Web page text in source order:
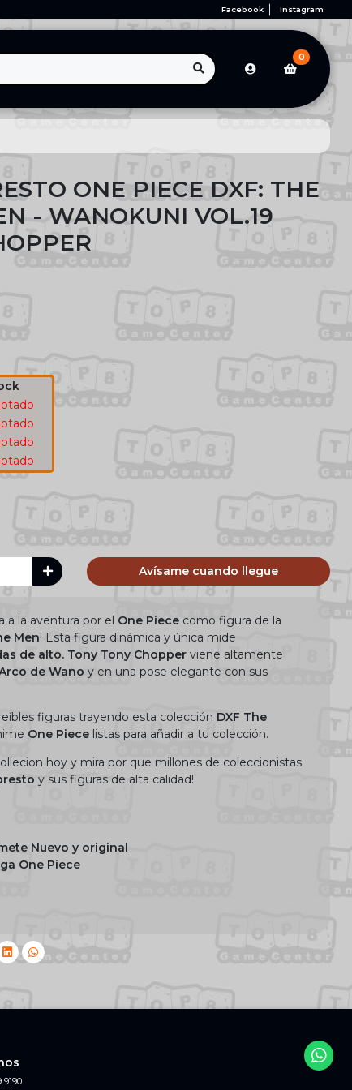
Facebook Instagram
0
ONE PIECE DXF: THE
- WANOKUNI VOL.19
Avísame cuando llegue
a la aventura por el One Piece como figura de la
Men! Esta figura dinámica y única mide
de alto. Tony Tony Chopper viene altamente
de Wano y en una pose elegante con sus
figuras trayendo esta colección DXF The
One Piece listas para añadir a tu colección.
hoy y mira por que millones de coleccionistas
y sus figuras de alta calidad!
Nuevo y original
One Piece
9190